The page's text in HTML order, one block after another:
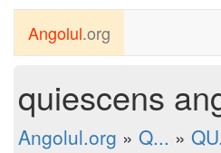
Angolul.org
quiescens
Angolul.org » Q... »